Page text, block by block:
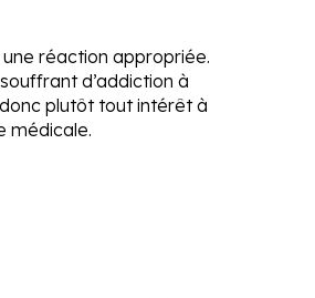
réaction appropriée.
d’addiction à
plutôt tout intérêt à
médicale.